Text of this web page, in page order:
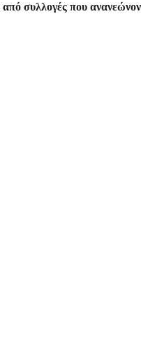
συλλογές που